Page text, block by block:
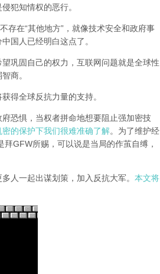
犯知情权的恶行。
存在“其他地方”，就像技术安全和政府事
国人已经明白这点了。
巩固自己的权力，互联网问题就是全球性
智商。
得全球反抗力量的支持。
恐惧，当权者拼命地想要阻止强加密技
的保护下我们很难准确了解。为了维护经
GFW所赐，可以说是当局的作茧自缚，
人一起出谋划策，加入反抗大军。 本文将